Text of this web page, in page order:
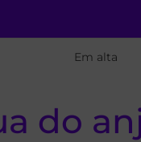
Em alta
do